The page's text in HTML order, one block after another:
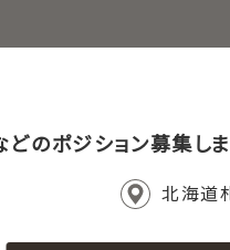
のポジション募集しま
北海道